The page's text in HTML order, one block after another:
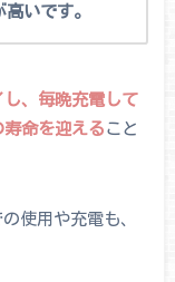
いです。
、毎晩充電して
命を迎えること
使用や充電も、